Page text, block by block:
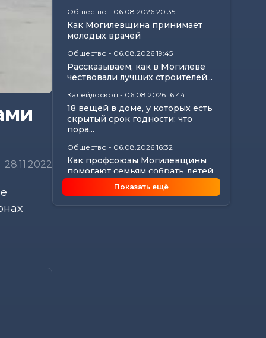
28.11.2022
Общество - 06.08.2026 20:35
Как Могилевщина принимает
молодых врачей
Общество - 06.08.2026 19:45
Рассказываем, как в Могилеве
чествовали лучших строителей...
Калейдоскоп - 06.08.2026 16:44
18 вещей в доме, у которых есть
скрытый срок годности: что
пора...
Общество - 06.08.2026 16:32
Как профсоюзы Могилевщины
помогают семьям собрать детей
к новому...
Происшествия -06.08.2026 16:09
Показать ещё